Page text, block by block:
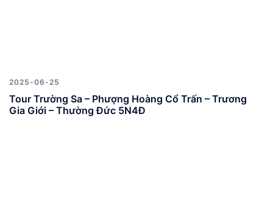
2025-06-25
Tour Trường Sa – Phượng Hoàng Cổ Trấn – Trương
Gia Giới – Thường Đức 5N4Đ